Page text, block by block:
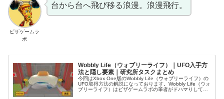
ピザゲームラ
ボ
台から台へ飛び移る浪漫。浪漫飛行。
Wobbly Life（ウォブリーライフ）｜UFO入手方
法と隠し要素｜研究所タスクまとめ
今回はXbox One版のWobbly Life（ウォブリーライフ）の
UFO取得方法の解説になっております。Wobbly Life（ウォ
ブリーライフ）はピザゲームラボの筆者がドハマりしてお